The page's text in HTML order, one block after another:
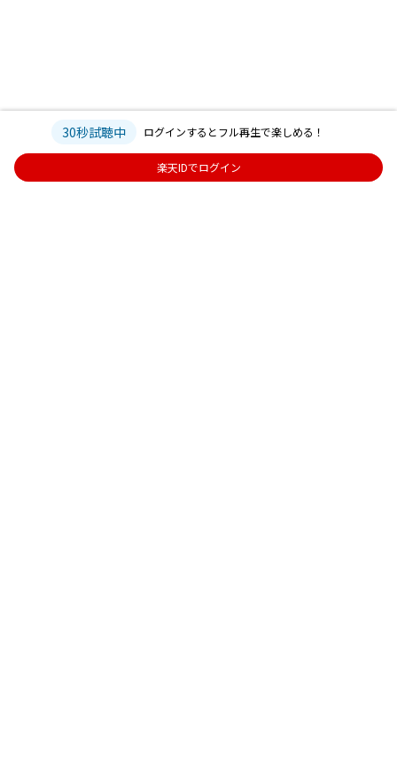
30秒試聴中 ログインするとフル再生で楽しめる！
楽天IDでログイン